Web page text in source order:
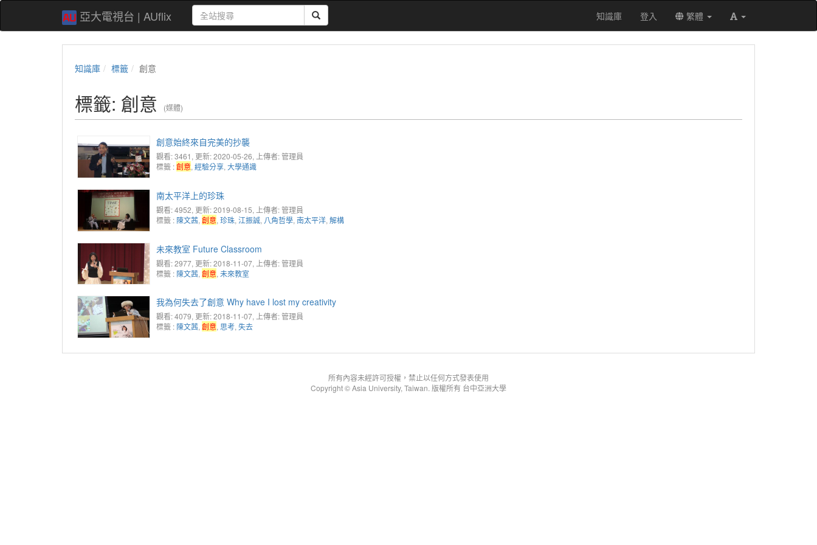
亞大電視台 | AUflix 知識庫 登入 繁體
知識庫 標籤 創意
標籤: 創意 (媒體)
創意始終來自完美的抄襲
觀看: 3461 , 更新: 2020-05-26, 上傳者: 管理員
標籤 :創意, 經驗分享, 大學通識
南太平洋上的珍珠
觀看: 4952, 更新: 2019-08-15, 上傳者: 管理員
標籤 : 陳文茜, 創意, 珍珠, 江振誠, 八角哲學, 南太平洋, 解構
未來教室 Future Classroom
觀看: 2977, 更新: 2018-11-07, 上傳者: 管理員
標籤 : 陳文茜, 創意, 未來教室
我為何失去了創意 Why have I lost my creativity
觀看: 4079, 更新: 2018-11-07, 上傳者: 管理員
標籤 : 陳文茜, 創意, 思考, 失去
所有內容未經許可授權，禁止以任何方式發表使用
Copyright © Asia University, Taiwan. 版權所有 台中亞洲大學